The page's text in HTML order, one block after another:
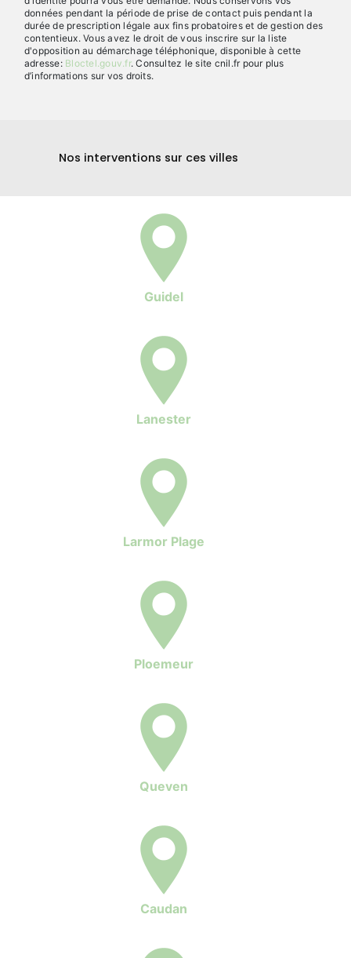
données pendant la période de prise de contact puis pendant la
durée de prescription légale aux fins probatoires et de gestion des
contentieux. Vous avez le droit de vous inscrire sur la liste
d'opposition au démarchage téléphonique, disponible à cette
adresse: Bloctel.gouv.fr. Consultez le site cnil.fr pour plus
d’informations sur vos droits.
Nos interventions sur ces villes
Guidel
Lanester
Larmor Plage
Ploemeur
Queven
Caudan